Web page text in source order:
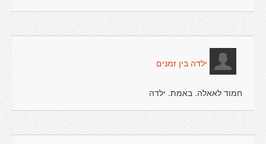
ילדה בין זמנים
חמוד לאאלה. באמת. ילדה